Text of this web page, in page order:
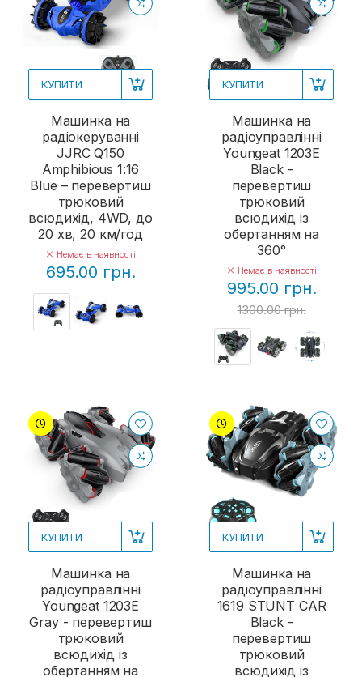
КУПИТИ
Машинка на
радіокеруванні
JJRC Q150
Amphibious 1:16
Blue – перевертиш
трюковий
всюдихід, 4WD, до
20 хв, 20 км/год
Немає в наявності
695.00 грн.
КУПИТИ
Машинка на
радіоуправлінні
Youngeat 1203E
Black -
перевертиш
трюковий
всюдихід із
обертанням на
360°
Немає в наявності
995.00 грн.
1300.00 грн.
КУПИТИ
Машинка на
радіоуправлінні
Youngeat 1203E
Gray - перевертиш
трюковий
всюдихід із
обертанням на
КУПИТИ
Машинка на
радіоуправлінні
1619 STUNT CAR
Black -
перевертиш
трюковий
всюдихід із